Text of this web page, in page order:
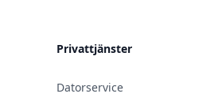
Privattjänster
Datorservice